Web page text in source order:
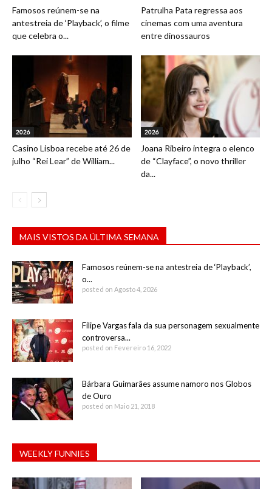
Famosos reúnem-se na
antestreia de ‘Playback’, o filme
que celebra o...
Patrulha Pata regressa aos
cinemas com uma aventura
entre dinossauros
2026
Casino Lisboa recebe até 26 de
julho “Rei Lear” de William...
2026
Joana Ribeiro integra o elenco
de “Clayface”, o novo thriller
da...
MAIS VISTOS DA ÚLTIMA SEMANA
Famosos reúnem-se na antestreia de ‘Playback’,
o...
posted on Agosto 4, 2026
Filipe Vargas fala da sua personagem sexualmente
controversa...
posted on Fevereiro 16, 2022
Bárbara Guimarães assume namoro nos Globos
de Ouro
posted on Maio 21, 2018
WEEKLY FUNNIES